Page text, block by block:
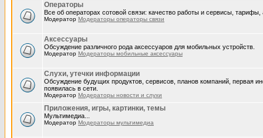
Операторы
Все об операторах сотовой связи: качество работы и сервисы, тарифы,
Модератор Модераторы операторы связи
Аксессуары
Обсуждение различного рода аксессуаров для мобильных устройств.
Модератор Модераторы мобильные аксессуары
Слухи, утечки информации
Обсуждение будущих продуктов, сервисов, планов компаний, первая
появилась в сети.
Модератор Модераторы новости и слухи
Приложения, игры, картинки, темы
Мультимедиа...
Модератор Модераторы мультимедиа